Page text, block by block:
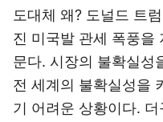
도대체 왜? 도널드 트
진 미국발 관세 폭풍을
문다. 시장의 불확실성
전 세계의 불확실성을
기 어려운 상황이다.